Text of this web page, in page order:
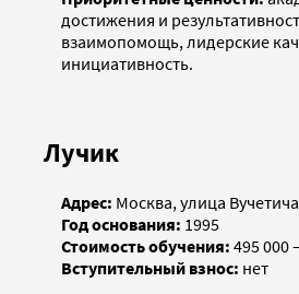
достижения и
взаимопомощь, лидерские
инициативность.
Лучик
Адрес: Москва, улица
Год основания: 1995
Стоимость обучения: 495 000
Вступительный взнос: нет